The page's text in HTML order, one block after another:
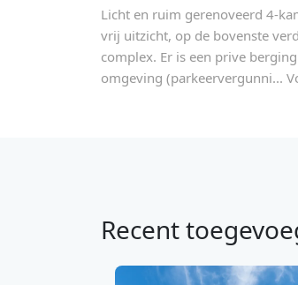
Licht en ruim gerenoveerd 4-
vrij uitzicht, op de bovenste
complex. Er is een prive
omgeving (parkeervergunni...
Recent